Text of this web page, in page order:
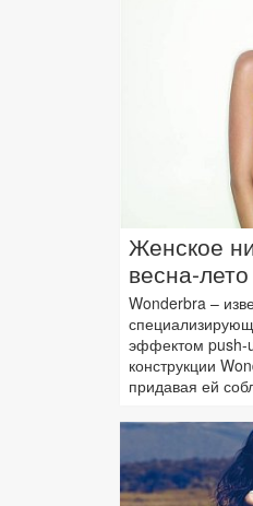
Женское
весна-
Wonderbra –
эффектом push-
конструкции
придавая ей